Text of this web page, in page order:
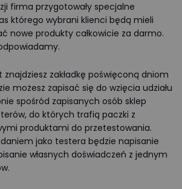
firma przygotowały specjalne
którego wybrani klienci będą mieli
nowe produkty całkowicie za darmo.
znajdziesz zakładkę poświęconą dniom
możesz zapisać się do wzięcia udziału
spośród zapisanych osób sklep
do których trafią paczki z
produktami do przetestowania.
jako testera będzie napisanie
własnych doświadczeń z jednym